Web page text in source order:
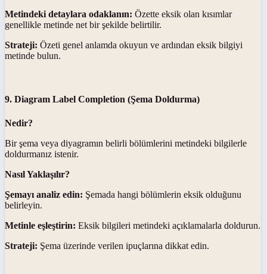
Metindeki detaylara odaklanın: Özette eksik olan kısımlar
genellikle metinde net bir şekilde belirtilir.
Strateji: Özeti genel anlamda okuyun ve ardından eksik bilgiyi
metinde bulun.
9. Diagram Label Completion (Şema Doldurma)
Nedir?
Bir şema veya diyagramın belirli bölümlerini metindeki bilgilerle
doldurmanız istenir.
Nasıl Yaklaşılır?
Şemayı analiz edin: Şemada hangi bölümlerin eksik olduğunu
belirleyin.
Metinle eşleştirin: Eksik bilgileri metindeki açıklamalarla doldurun.
Strateji: Şema üzerinde verilen ipuçlarına dikkat edin.